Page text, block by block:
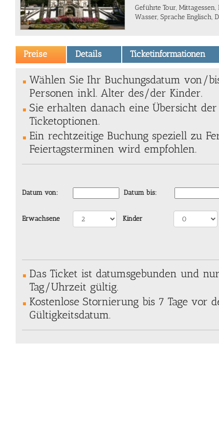
Geführte Tour, Mittagessen,
Wasser, Sprache Englisch,
Preise Details Ticketinformationen
Wählen Sie Ihr Buchungsdatum von/
Personen inkl. Alter des/der Kinder.
Sie erhalten danach eine Übersicht
Ticketoptionen.
Ein rechtzeitige Buchung speziell zu
Feiertagsterminen wird empfohlen.
Datum von: Datum bis:
Erwachsene Kinder
Das Ticket ist datumsgebunden und
Tag/Uhrzeit gültig.
Kostenlose Stornierung bis 7 Tage vor
Gültigkeitsdatum.